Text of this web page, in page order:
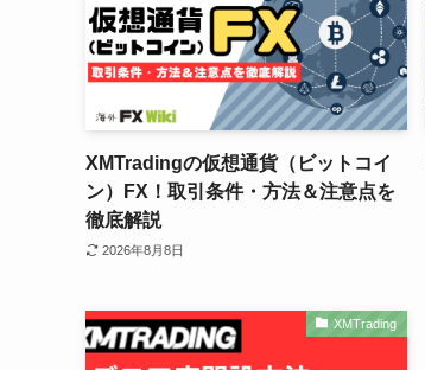
XMTradingの仮想通貨（ビットコイ
ン）FX！取引条件・方法＆注意点を
徹底解説
2026年8月8日
XMTrading